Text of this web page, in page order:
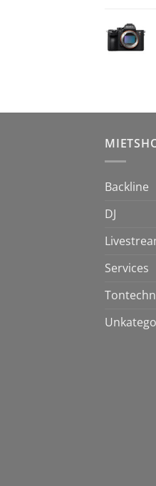
Backline
DJ
Services